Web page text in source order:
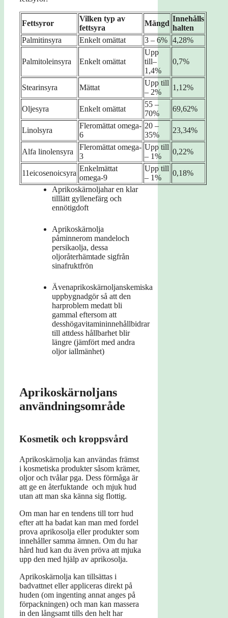
Fettsyror
Vilken typ av
fettsyra
Mängd
Innehålls
halten
Palmitinsyra
Enkelt omättat 3 – 6% 4,28%
Palmitoleinsyra Enkelt omättat
Upp
till–
1,4%
0,7%
Stearinsyra Mättat
Upp till
– 2%
1,12%
Oljesyra Enkelt omättat
55 –
70%
69,62%
Linolsyra
Fleromättat omega-
6
20 –
35%
23,34%
Alfa linolensyra
Fleromättat omega-
3
Upp till
– 1%
0,22%
11eicosenoicsyra
Enkelmättat
omega-9
Upp till
– 1%
0,18%
Aprikoskärnoljahar en klar
tilllätt gyllenefärg och
ennötigdoft
Aprikoskärnolja
påminnerom mandeloch
persikaolja, dessa
oljoråterhämtade sigfrån
sinafruktfrön
Ävenaprikoskärnoljanskemiska
uppbygnadgör så att den
harproblem medatt bli
gammal eftersom att
desshögavitamininnehållbidrar
till attdess hållbarhet blir
längre (jämfört med andra
oljor iallmänhet)
Aprikoskärnoljans
användningsområde
Kosmetik och kroppsvård
Aprikoskärnolja kan användas främst
i kosmetiska produkter såsom krämer,
oljor och tvålar pga. Dess förmåga är
att ge en återfuktande och mjuk hud
utan att man ska känna sig flottig.
Om man har en tendens till torr hud
efter att ha badat kan man med fordel
prova aprikosolja eller produkter som
innehåller samma ämnen. Om du har
hård hud kan du även pröva att mjuka
upp den med hjälp av aprikosolja.
Aprikoskärnolja kan tillsättas i
badvattnet eller appliceras direkt på
huden (om ingenting annat anges på
förpackningen) och man kan massera
in den långsamt tills den helt har